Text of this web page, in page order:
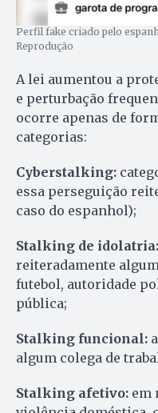
Perfil fake criado pelo
Reprodução
A lei aumentou a
e perturbação
ocorre apenas de
categorias:
Cyberstalking:
essa perseguição
caso do espanhol);
Stalking de idolatria:
reiteradamente
futebol, autoridade
pública;
Stalking funcional:
algum colega de
Stalking afetivo: em